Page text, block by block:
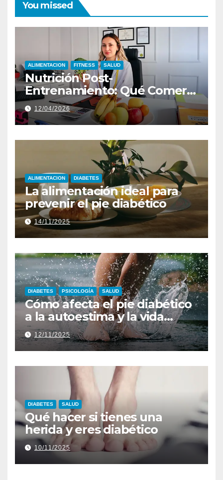
You missed
ALIMENTACION FITNESS SALUD
Nutrición Post-
Entrenamiento: Qué Comer
para Optimizar Resultados
12/04/2026
ALIMENTACION DIABETES
La alimentación ideal para
prevenir el pie diabético
14/11/2025
DIABETES PSICOLOGÍA SALUD
Cómo afecta el pie diabético
a la autoestima y la vida
diaria
12/11/2025
DIABETES SALUD
Qué hacer si tienes una
herida y eres diabético
10/11/2025